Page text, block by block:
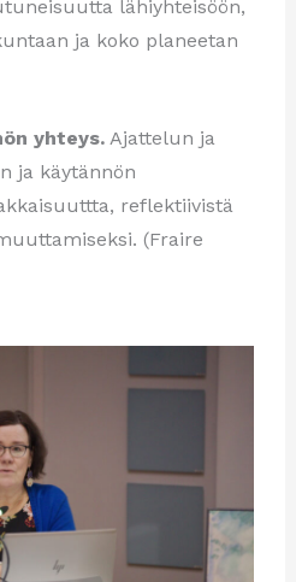
lähiyhteisöön,
ja koko planeetan
yhteys.Ajattelun ja
ja käytännön
reflektiivistä
(Fraire